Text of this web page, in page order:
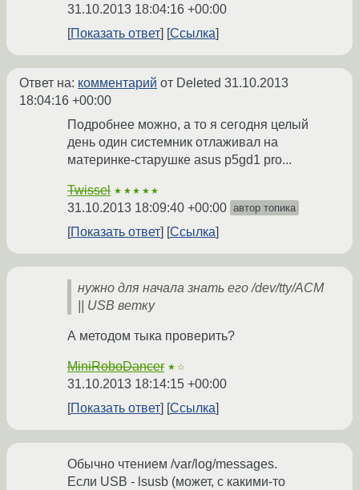
31.10.2013 18:04:16 +00:00
Показать ответ
Ссылка
Ответ на: комментарий от Deleted 31.10.2013
18:04:16 +00:00
Подробнее можно, а то я сегодня целый
день один системник отлаживал на
материнке-старушке asus p5gd1 pro...
Twissel ★★★★★
31.10.2013 18:09:40 +00:00 автор топика
Показать ответ Ссылка
нужно для начала знать его /dev/tty/ACM
|| USB ветку
А методом тыка проверить?
MiniRoboDancer ★☆
31.10.2013 18:14:15 +00:00
Показать ответ
Ссылка
Обычно чтением /var/log/messages.
Если USB - lsusb (может, с какими-то